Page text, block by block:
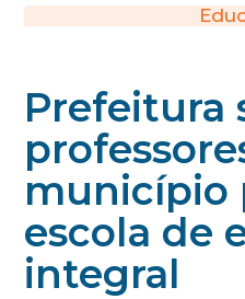
Prefeitura
município
escola de
integral